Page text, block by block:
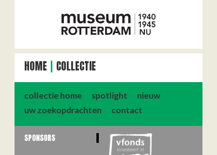
HOME COLLECTIE
collectie home spotlight
nieuw
uw zoekopdrachten
contact
SPONSORS